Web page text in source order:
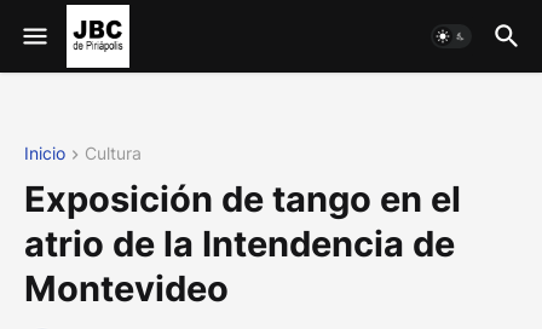
Inicio Cultura
Exposición de tango en el
atrio de la Intendencia de
Montevideo